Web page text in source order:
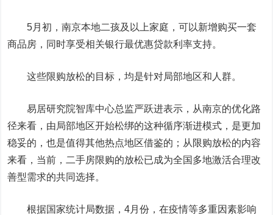
5月初，南京本地二孩及以上家庭，可以新增购买一套
商品房，同时享受相关银行最优惠贷款利率支持。
这些限购放松的目标，均是针对局部地区和人群。
易居研究院智库中心总监严跃进表示，从南京的优化路
径来看，由局部地区开始松绑的这种循序渐进模式，是更加
稳妥的，也是值得其他热点地区借鉴的；从限购放松的内容
来看，当前，二手房限购的放松已成为全国多地激活合理改
善型需求的共同选择。
根据国家统计局数据，4月份，在疫情等多重因素影响